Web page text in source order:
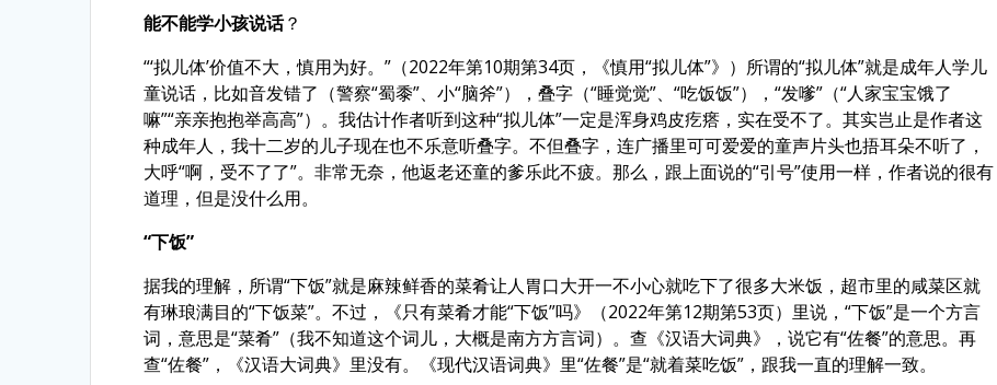
能不能学小孩说话？
“‘拟儿体’价值不大，慎用为好。”（2022年第10期第34页，《慎用“拟儿体”》）所谓的“拟儿体”就是成年人学儿
童说话，比如音发错了（警察“蜀黍”、小“脑斧”），叠字（“睡觉觉”、“吃饭饭”），“发嗲”（“人家宝宝饿了
嘛”“亲亲抱抱举高高”）。我估计作者听到这种“拟儿体”一定是浑身鸡皮疙瘩，实在受不了。其实岂止是作者这
种成年人，我十二岁的儿子现在也不乐意听叠字。不但叠字，连广播里可可爱爱的童声片头也捂耳朵不听了，
大呼“啊，受不了了”。非常无奈，他返老还童的爹乐此不疲。那么，跟上面说的“引号”使用一样，作者说的很有
道理，但是没什么用。
“下饭”
据我的理解，所谓“下饭”就是麻辣鲜香的菜肴让人胃口大开一不小心就吃下了很多大米饭，超市里的咸菜区就
有琳琅满目的“下饭菜”。不过，《只有菜肴才能“下饭”吗》（2022年第12期第53页）里说，“下饭”是一个方言
词，意思是“菜肴”（我不知道这个词儿，大概是南方方言词）。查《汉语大词典》，说它有“佐餐”的意思。再
查“佐餐”，《汉语大词典》里没有。《现代汉语词典》里“佐餐”是“就着菜吃饭”，跟我一直的理解一致。